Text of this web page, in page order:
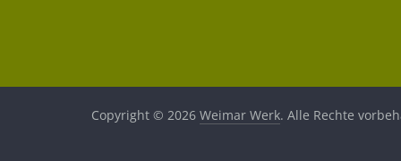
Copyright © 2026 Weimar Werk. Alle Rechte